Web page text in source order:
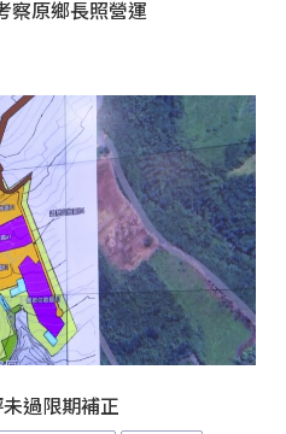
察原鄉長照營運
過限期補正